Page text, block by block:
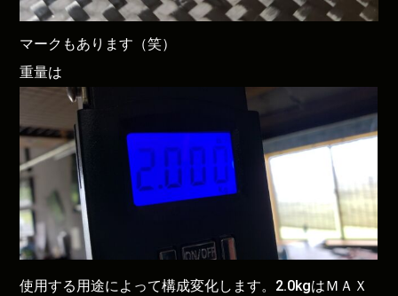
マークもあります（笑）
重量は
使用する用途によって構成変化します。2.0kgはＭＡＸ